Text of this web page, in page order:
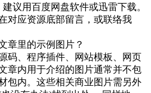
议用百度网盘软件或迅雷下载。
对应资源底部留言，或联络我
章里的示例图片？
码、程序插件、网站模板、网页
章内用于介绍的图片通常并不包
包内。这些相关商业图片需另外